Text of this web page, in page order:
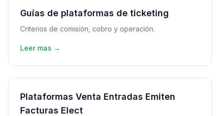
Guías de plataformas de ticketing
Criterios de comisión, cobro y operación.
Leer mas →
Plataformas Venta Entradas Emiten
Facturas Elect